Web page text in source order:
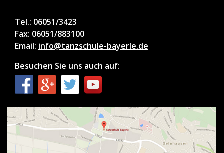
Tel.: 06051/3423
Fax: 06051/883100
Email: info@tanzschule-bayerle.de
Besuchen Sie uns auch auf: